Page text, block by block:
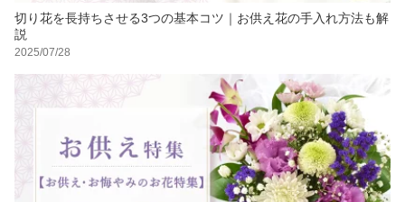
切り花を長持ちさせる3つの基本コツ｜お供え花の手入れ方法も解
説
2025/07/28